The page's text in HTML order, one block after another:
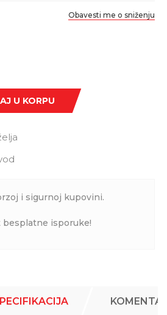
Obavesti me o sniženju
U KORPU
i sigurnoj kupovini.
besplatne isporuke!